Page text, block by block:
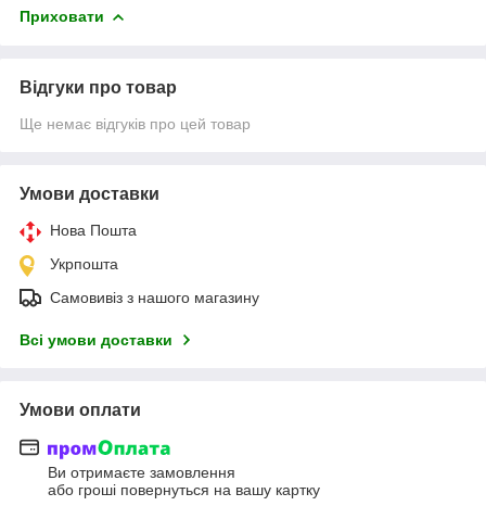
Приховати
Відгуки про товар
Ще немає відгуків про цей товар
Умови доставки
Нова Пошта
Укрпошта
Самовивіз з нашого магазину
Всі умови доставки
Умови оплати
Ви отримаєте замовлення
або гроші повернуться на вашу картку